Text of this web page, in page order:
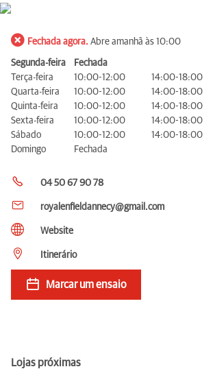
Fechada agora. Abre amanhã às 10:00
Segunda-feira
Fechada
Terça-feira
10:00-12:00
14:00-18:00
Quarta-feira
10:00-12:00
14:00-18:00
Quinta-feira
10:00-12:00
14:00-18:00
Sexta-feira
10:00-12:00
14:00-18:00
Sábado
10:00-12:00
14:00-18:00
Domingo
Fechada
04 50 67 90 78
royalenfieldannecy@gmail.com
Website
Itinerário
Marcar um ensaio
Lojas próximas